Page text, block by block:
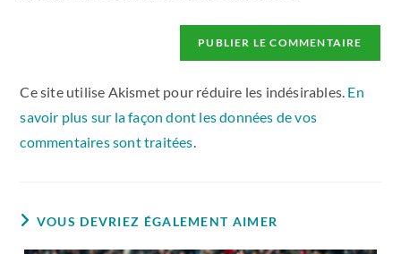
Ce site utilise Akismet pour réduire les indésirables. En
savoir plus sur la façon dont les données de vos
commentaires sont traitées
VOUS DEVRIEZ ÉGALEMENT AIMER